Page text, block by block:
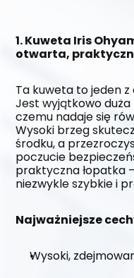
1. Kuweta Iris
otwarta,
Ta kuweta to jeden
Jest wyjątkowo duża
czemu nadaje się
Wysoki brzeg
środku, a
poczucie
praktyczna łopatka
niezwykle szybkie i
Najważniejsze
Wysoki,